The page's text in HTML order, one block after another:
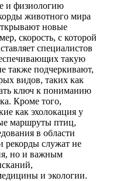
и физиологию
животного мира
новые
скорость, с которой
специалистов
такую
также подчеркивают,
видов, таких как
ключ к пониманию
Кроме того,
как эхолокация у
маршруты птиц,
в области
рекорды служат не
но и важным
и экологии.